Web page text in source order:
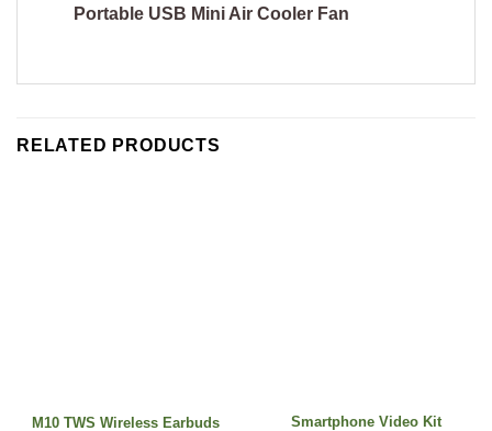
Portable USB Mini Air Cooler Fan
RELATED PRODUCTS
M10 TWS Wireless Earbuds
Smartphone Video Kit